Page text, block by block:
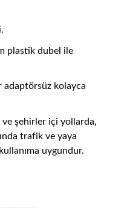
plastik dubel ile
adaptörsüz kolayca
ve şehirler içi yollarda,
trafik ve yaya
uygundur.